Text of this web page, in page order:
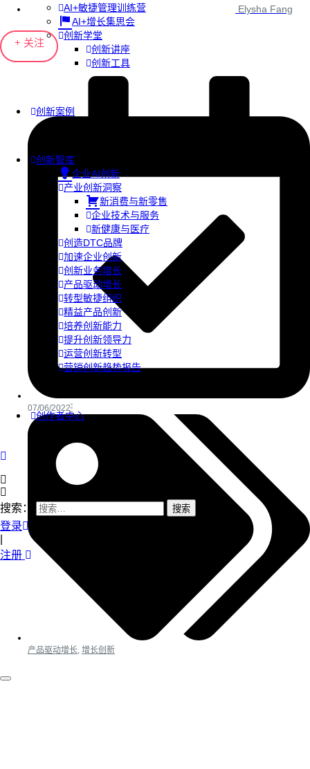
AI+敏捷管理训练营
AI+增长集思会
创新学堂
创新讲座
创新工具
创新案例
创新智库
企业AI创新
产业创新洞察
新消费与新零售
企业技术与服务
新健康与医疗
创造DTC品牌
加速企业创新
创新业务增长
产品驱动增长
转型敏捷组织
精益产品创新
培养创新能力
提升创新领导力
运营创新转型
营销创新趋势报告
创作者中心
搜索：
登录
注册
Elysha Fang
+ 关注
07/06/2022
产品驱动增长 增长创新